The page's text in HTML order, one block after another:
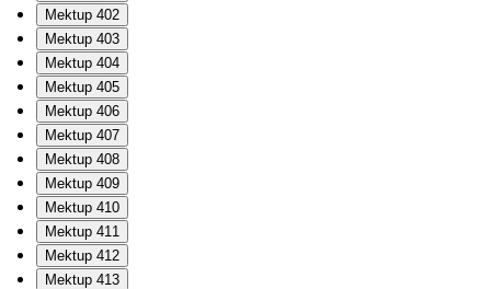
Mektup 402
Mektup 403
Mektup 404
Mektup 405
Mektup 406
Mektup 407
Mektup 408
Mektup 409
Mektup 410
Mektup 411
Mektup 412
Mektup 413